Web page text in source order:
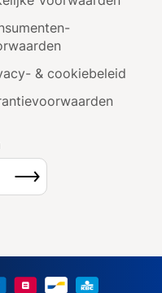
& cookiebeleid
Inschrijven